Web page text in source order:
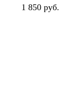
1 850 pуб.